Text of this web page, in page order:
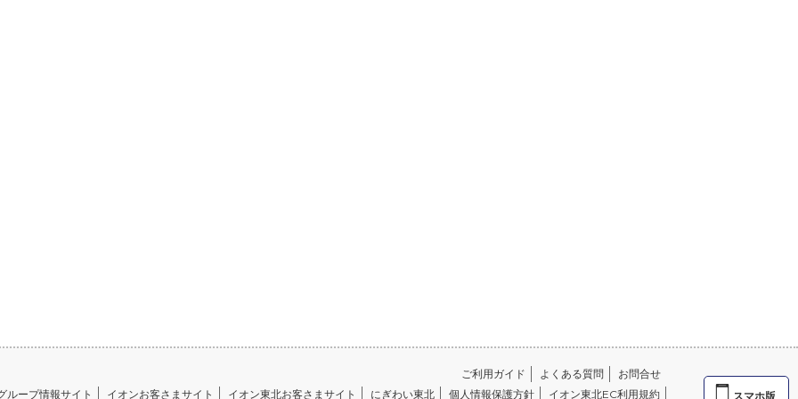
ご利用ガイド よくある質問
お問合せ
ループ情報サイト
イオンお客さまサイト イオン東北お客さまサイト にぎわい東北 個人情報保護方針 イオン東北EC利用規約 スマホ版